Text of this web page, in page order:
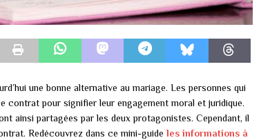
une bonne alternative au mariage. Les personnes qui
contrat pour signifier leur engagement moral et juridique.
ainsi partagées par les deux protagonistes. Cependant, il
Redécouvrez dans ce mini-guide les informations à